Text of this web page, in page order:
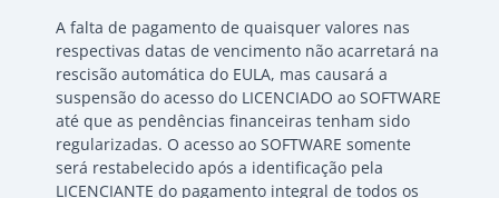
A falta de pagamento de quaisquer valores nas
respectivas datas de vencimento não acarretará na
rescisão automática do EULA, mas causará a
suspensão do acesso do LICENCIADO ao SOFTWARE
até que as pendências financeiras tenham sido
regularizadas. O acesso ao SOFTWARE somente
será restabelecido após a identificação pela
LICENCIANTE do pagamento integral de todos os